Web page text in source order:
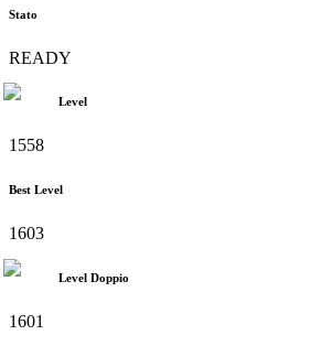
Stato
READY
Level
1558
Best Level
1603
Level Doppio
1601